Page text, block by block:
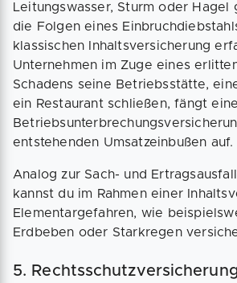
Leitungswasser, Sturm oder Hagel
die Folgen eines
klassischen Inhaltsversicherung
Unternehmen im Zuge eines
Schadens seine Betriebsstätte,
ein Restaurant schließen, fängt
entstehenden Umsatzeinbußen auf.
Analog zur Sach- und
kannst du im Rahmen einer
Elementargefahren, wie
Erdbeben oder Starkregen
5.